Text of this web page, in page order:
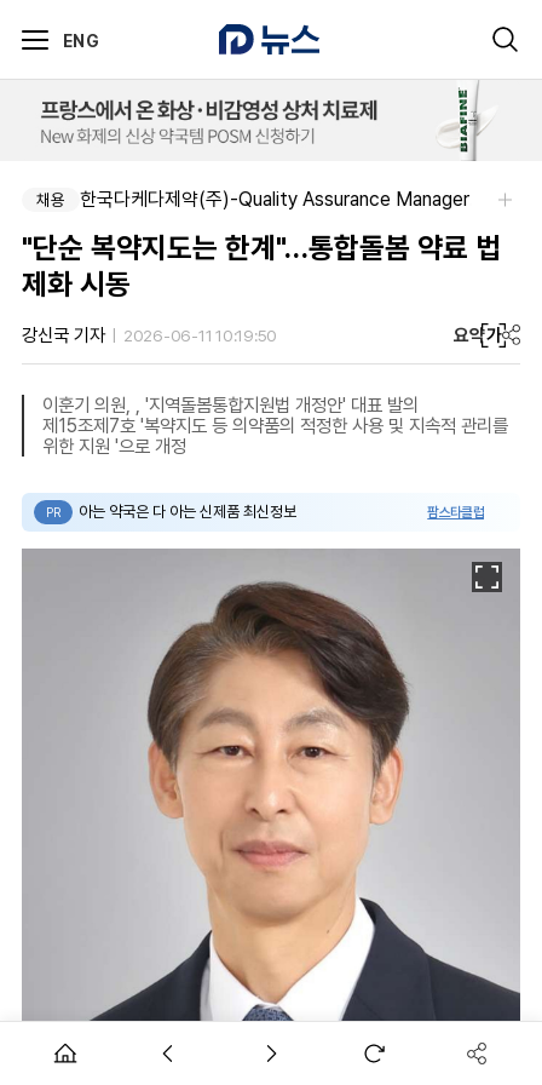
ENG
채용 주식회사 에일리크-메디컬 커뮤니케이션 컨설턴트(Associate) / 메디컬라이터 채용
채용 한국다케다제약(주)-Quality Assurance Manager
"단순 복약지도는 한계"…통합돌봄 약료 법
제화 시동
강신국 기자 2026-06-11 10:19:50 요약가
이훈기 의원, , '지역돌봄통합지원법 개정안' 대표 발의
제15조제7호 '복약지도 등 의약품의 적정한 사용 및 지속적 관리를
위한 지원 '으로 개정
PR 아는 약국은 다 아는 신제품 최신정보 팜스타클럽